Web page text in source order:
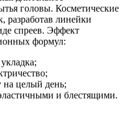
головы. Косметические
разработав линейки
спреев. Эффект
формул:
целый день;
и блестящими.